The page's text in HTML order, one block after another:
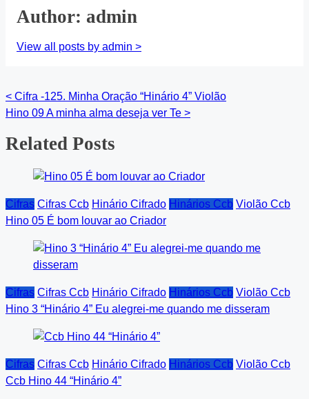
Author: admin
View all posts by admin >
Posts
< Cifra -125. Minha Oração “Hinário 4” Violão
Hino 09 A minha alma deseja ver Te >
Related Posts
Cifras Cifras Ccb Hinário Cifrado Hinários Ccb Violão Ccb
Hino 05 É bom louvar ao Criador
Cifras Cifras Ccb Hinário Cifrado Hinários Ccb Violão Ccb
Hino 3 “Hinário 4” Eu alegrei-me quando me disseram
Cifras Cifras Ccb Hinário Cifrado Hinários Ccb Violão Ccb
Ccb Hino 44 “Hinário 4”